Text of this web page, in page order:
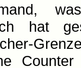
hat